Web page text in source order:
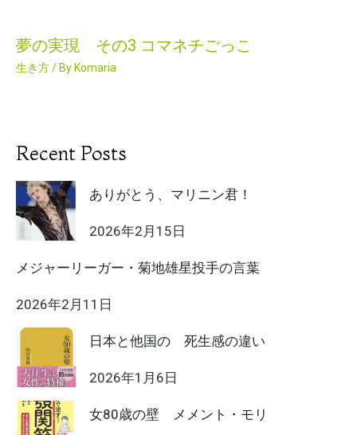
夢の実現 その3 コマネチごっこ
生き方/ By Komaria
Recent Posts
ありがとう、マリニン君！
2026年2月15日
メジャーリーガー・菊地雄星投手の言葉
2026年2月11日
日本と他国の 死生感の違い
2026年1月6日
女80歳の壁 メメント・モリ